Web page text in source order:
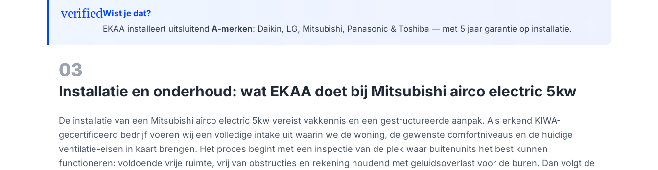
verifiedWist je dat?
EKAA installeert uitsluitend A-merken: Daikin, LG, Mitsubishi, Panasonic & Toshiba — met 5 jaar garantie op installatie.
03
Installatie en onderhoud: wat EKAA doet bij Mitsubishi airco electric 5kw
De installatie van een Mitsubishi airco electric 5kw vereist vakkennis en een gestructureerde aanpak. Als erkend KIWA-
gecertificeerd bedrijf voeren wij een volledige intake uit waarin we de woning, de gewenste comfortniveaus en de huidige
ventilatie-eisen in kaart brengen. Het proces begint met een inspectie van de plek waar buitenunits het best kunnen
functioneren: voldoende vrije ruimte, vrij van obstructies en rekening houdend met geluidsoverlast voor de buren. Dan volgt de